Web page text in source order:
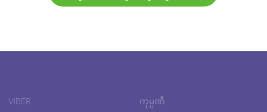
VIBER ကုမ္ပဏီ